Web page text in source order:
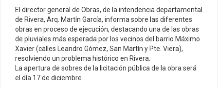
El director general de Obras, de la intendencia departamental
de Rivera, Arq. Martín García, informa sobre las diferentes
obras en proceso de ejecución, destacando una de las obras
de pluviales más esperada por los vecinos del barrio Máximo
Xavier (calles Leandro Gómez, San Martín y Pte. Viera),
resolviendo un problema histórico en Rivera.
La apertura de sobres de la licitación pública de la obra será
el día 17 de diciembre.